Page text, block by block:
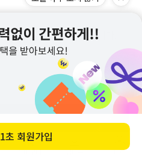
장바구니 앱다운 마이
오늘 하루 보지 않기